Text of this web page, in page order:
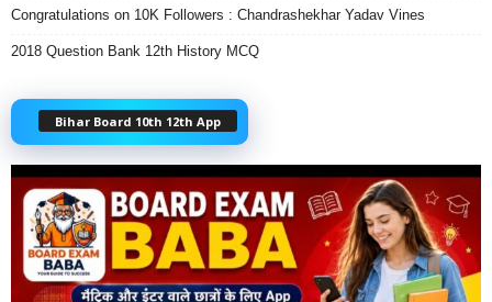
Congratulations on 10K Followers : Chandrashekhar Yadav Vines
2018 Question Bank 12th History MCQ
Bihar Board 10th 12th App